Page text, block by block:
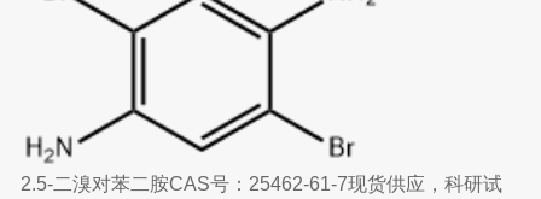
2.5-二溴对苯二胺CAS号：25462-61-7现货供应，科研试